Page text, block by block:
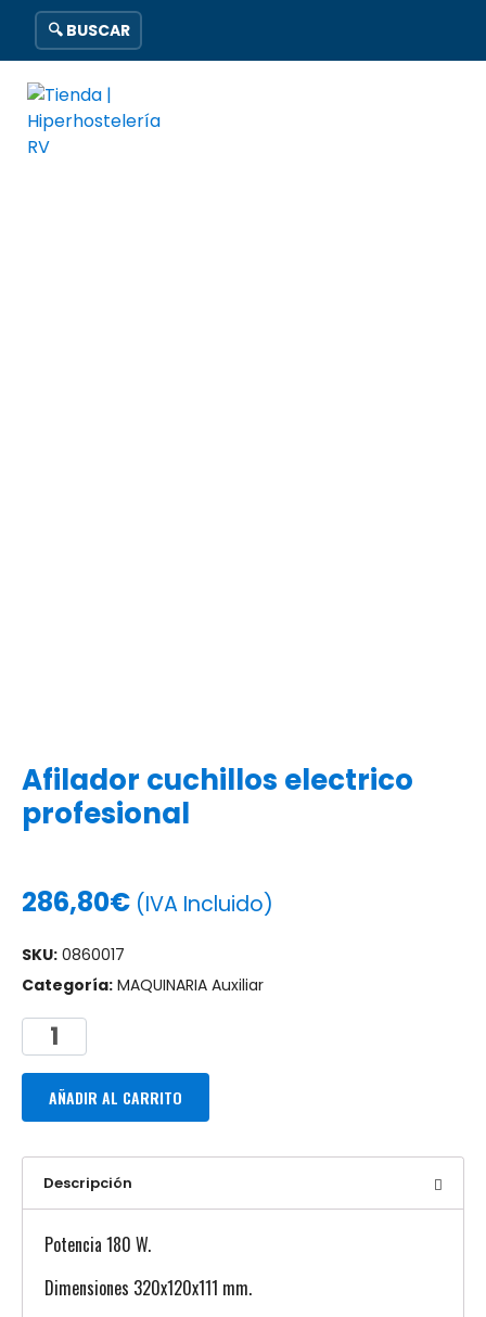
🔍 BUSCAR
Afilador cuchillos electrico
profesional
286,80€ (IVA Incluido)
SKU: 0860017
Categoría: MAQUINARIA Auxiliar
AÑADIR AL CARRITO
Descripción
Potencia 180 W.
Dimensiones 320x120x111 mm.